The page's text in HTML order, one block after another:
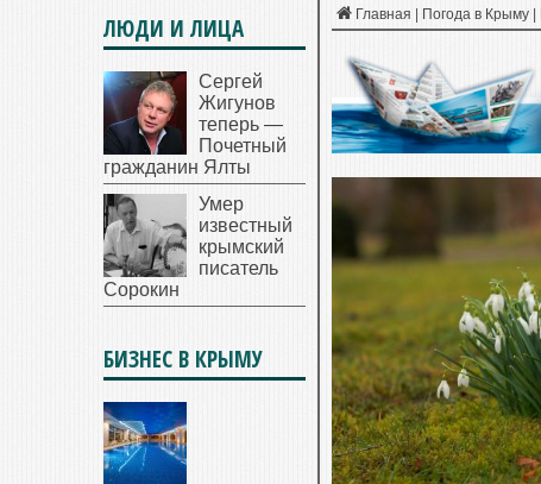
Главная Погода в Крыму
ЛЮДИ И ЛИЦА
Сергей
Жигунов
теперь —
Почетный
гражданин Ялты
Умер
известный
крымский
писатель
Сорокин
БИЗНЕС В КРЫМУ